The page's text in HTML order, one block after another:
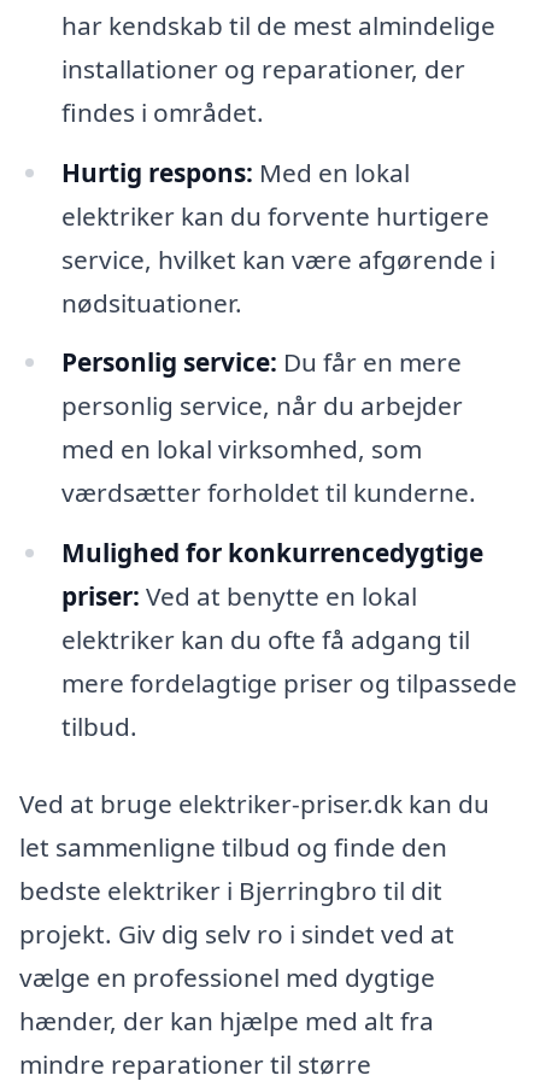
har kendskab til de mest almindelige
installationer og reparationer, der
findes i området.
Hurtig respons: Med en lokal
elektriker kan du forvente hurtigere
service, hvilket kan være afgørende i
nødsituationer.
Personlig service: Du får en mere
personlig service, når du arbejder
med en lokal virksomhed, som
værdsætter forholdet til kunderne.
Mulighed for konkurrencedygtige
priser: Ved at benytte en lokal
elektriker kan du ofte få adgang til
mere fordelagtige priser og tilpassede
tilbud.
Ved at bruge elektriker-priser.dk kan du
let sammenligne tilbud og finde den
bedste elektriker i Bjerringbro til dit
projekt. Giv dig selv ro i sindet ved at
vælge en professionel med dygtige
hænder, der kan hjælpe med alt fra
mindre reparationer til større